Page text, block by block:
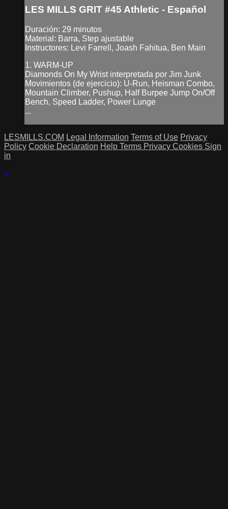
LES MILLS GRIT #45 Athletic - Español
Duración: 29 minutos
Material: Barra, Step ajustable
Instructores: Levi Farrell, Joash Fahitua, Ben Main
1. WARM-UP
Diamonds On My Wrist interpretada por Jim Junk
Movimientos (de ejercicio): U-Run, Heisman Combo,
Mountain Climber, Pushup, Half Burpee Jump On/Off
Bench, Speed Ladder, Power Lunge
...
LESMILLS.COM Legal Information Terms of Use Privacy
Policy Cookie Declaration Help Terms Privacy Cookies Sign
in
×